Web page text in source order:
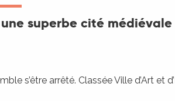
superbe cité médiévale
s’être arrêté. Classée Ville d’Art